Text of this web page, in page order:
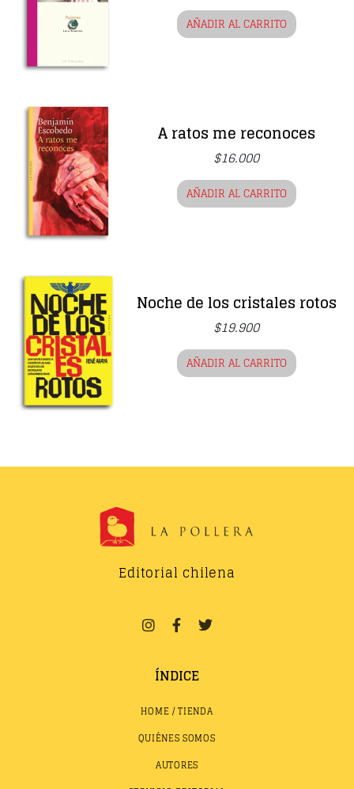
AÑADIR AL CARRITO
A ratos me reconoces
$16.000
AÑADIR AL CARRITO
Noche de los cristales rotos
$19.900
AÑADIR AL CARRITO
Editorial chilena
ÍNDICE
HOME / TIENDA
QUIÉNES SOMOS
AUTORES